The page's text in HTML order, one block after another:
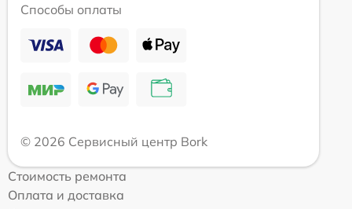
Способы оплаты
© 2026 Сервисный центр Bork
Стоимость ремонта
Оплата и доставка